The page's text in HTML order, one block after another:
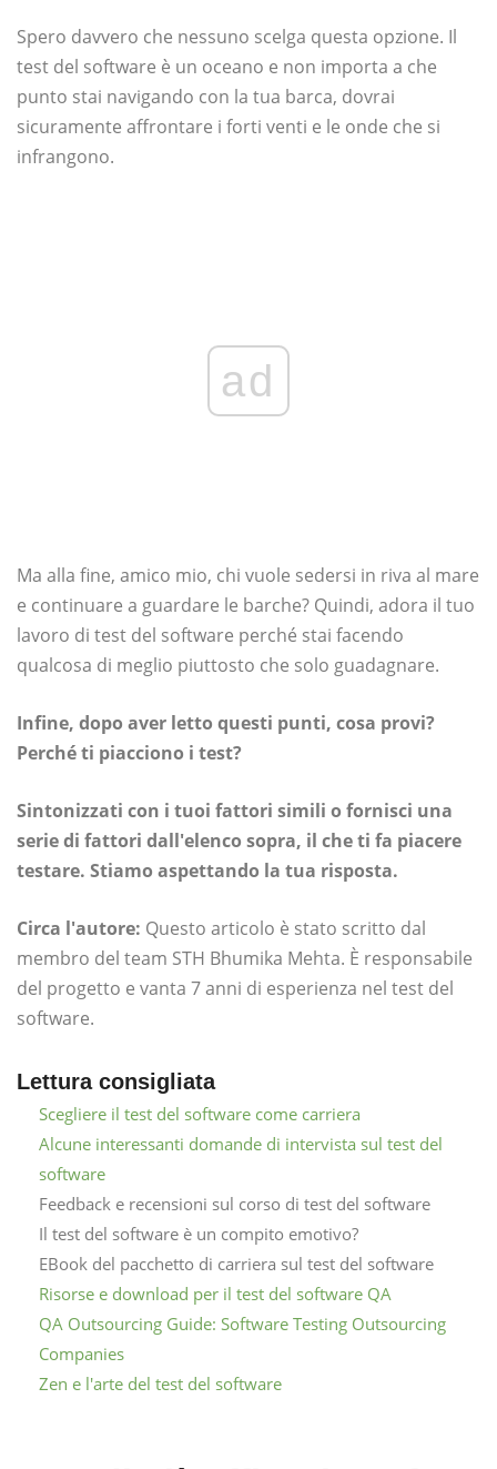
Spero davvero che nessuno scelga questa opzione. Il
test del software è un oceano e non importa a che
punto stai navigando con la tua barca, dovrai
sicuramente affrontare i forti venti e le onde che si
infrangono.
ad
Ma alla fine, amico mio, chi vuole sedersi in riva al mare
e continuare a guardare le barche? Quindi, adora il tuo
lavoro di test del software perché stai facendo
qualcosa di meglio piuttosto che solo guadagnare.
Infine, dopo aver letto questi punti, cosa provi?
Perché ti piacciono i test?
Sintonizzati con i tuoi fattori simili o fornisci una
serie di fattori dall'elenco sopra, il che ti fa piacere
testare. Stiamo aspettando la tua risposta.
Circa l'autore: Questo articolo è stato scritto dal
membro del team STH Bhumika Mehta. È responsabile
del progetto e vanta 7 anni di esperienza nel test del
software.
Lettura consigliata
Scegliere il test del software come carriera
Alcune interessanti domande di intervista sul test del
software
Feedback e recensioni sul corso di test del software
Il test del software è un compito emotivo?
EBook del pacchetto di carriera sul test del software
Risorse e download per il test del software QA
QA Outsourcing Guide: Software Testing Outsourcing
Companies
Zen e l'arte del test del software